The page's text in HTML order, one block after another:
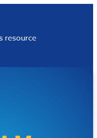
resource